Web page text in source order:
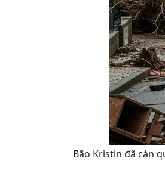
Bão Kristin đã càn